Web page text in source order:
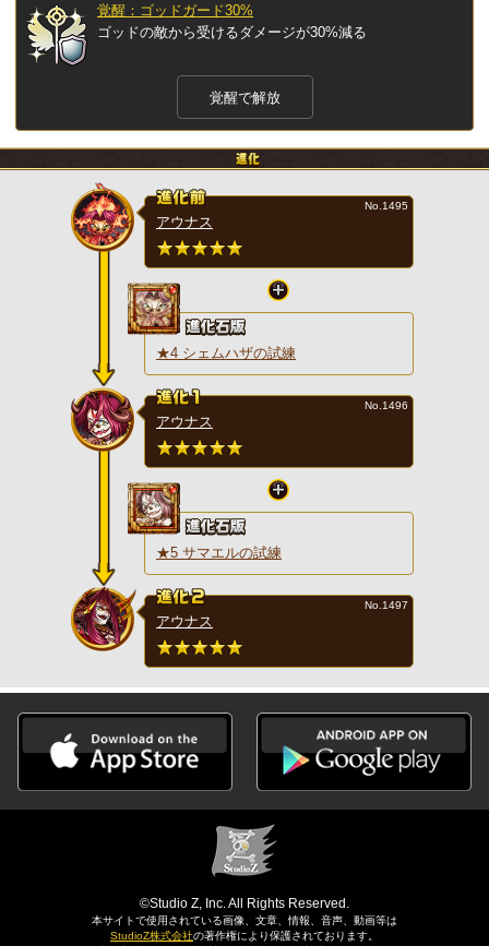
覚醒：ゴッドガード30%
ゴッドの敵から受けるダメージが30%減る
覚醒で解放
アウナス
No.1495
★4 シェムハザの試練
アウナス
No.1496
★5 サマエルの試練
アウナス
No.1497
©Studio Z, Inc. All Rights Reserved.
本サイトで使用されている画像、文章、情報、音声、動画等は
StudioZ株式会社の著作権により保護されております。